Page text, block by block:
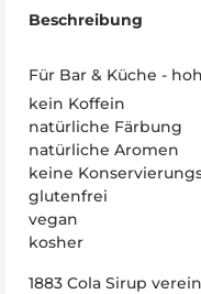
Beschreibung
Für Bar & Küche -
kein Koffein
natürliche Färbung
natürliche Aromen
keine
glutenfrei
vegan
kosher
1883 Cola Sirup